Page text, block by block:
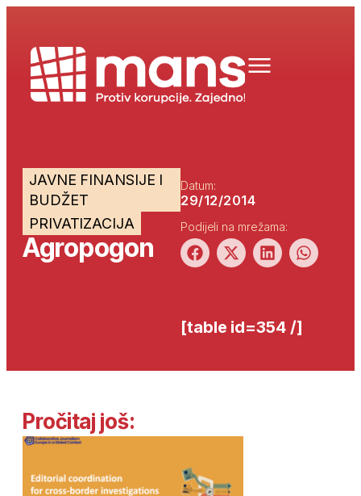
JAVNE FINANSIJE I
BUDŽET
PRIVATIZACIJA
Agropogon
Datum:
29/12/2014
Podijeli na mrežama:
[table id=354 /]
Pročitaj još: